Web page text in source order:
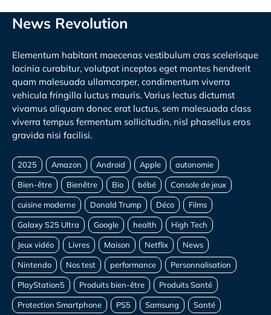
News Revolution
Elementum habitant maecenas vestibulum cras scelerisque
lacinia curabitur, volutpat inceptos eget montes hendrerit
quam malesuada ullamcorper, condimentum viverra
vehicula fringilla luctus mauris. Varius lectus dictumst
vivamus aliquam donec erat luctus, sem malesuada class
viverra tempus fermentum sollicitudin, nisl phasellus eros
gravida nisi facilisi.